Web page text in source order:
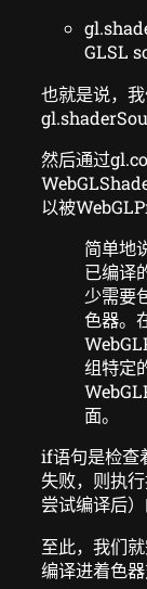
GLSL
也就是说，
然后通过
以被
简单地
已编译
少需要
色器。
组特定
面。
if语句是检查
失败，则执
尝试编译后
至此，我们
编译进着色器